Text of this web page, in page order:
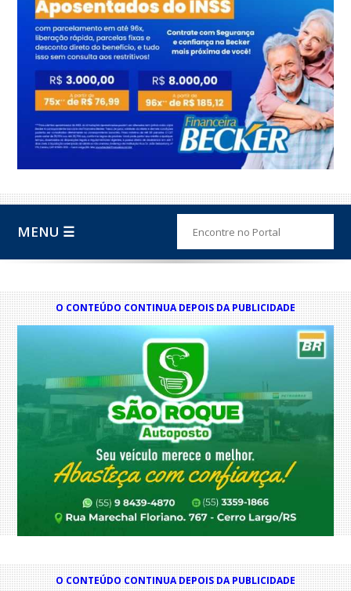
MENU ☰
O CONTEÚDO CONTINUA DEPOIS DA PUBLICIDADE
O CONTEÚDO CONTINUA DEPOIS DA PUBLICIDADE